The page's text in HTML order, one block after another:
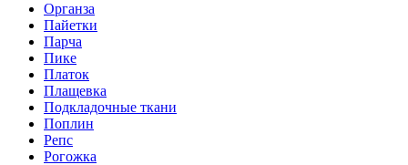
Органза
Пайетки
Парча
Пике
Платок
Плащевка
Подкладочные ткани
Поплин
Репс
Рогожка